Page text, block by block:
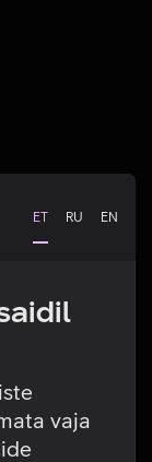
ET RU EN
vaja